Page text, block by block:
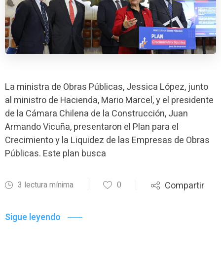
La ministra de Obras Públicas, Jessica López, junto
al ministro de Hacienda, Mario Marcel, y el presidente
de la Cámara Chilena de la Construcción, Juan
Armando Vicuña, presentaron el Plan para el
Crecimiento y la Liquidez de las Empresas de Obras
Públicas. Este plan busca
3 lectura mínima 0 Compartir
Sigue leyendo